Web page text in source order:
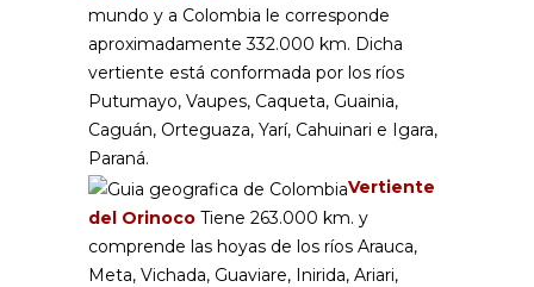
mundo y a Colombia le corresponde
aproximadamente 332.000 km. Dicha
vertiente está conformada por los ríos
Putumayo, Vaupes, Caqueta, Guainia,
Caguán, Orteguaza, Yarí, Cahuinari e Igara,
Paraná.
Vertiente
del Orinoco Tiene 263.000 km. y
comprende las hoyas de los ríos Arauca,
Meta, Vichada, Guaviare, Inirida, Ariari,